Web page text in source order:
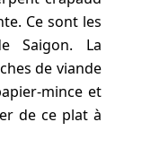
Ce sont les
Saigon. La
de viande
mince et
de ce plat à